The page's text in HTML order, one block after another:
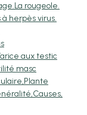
La rougeole.
à herpès virus.
aux testic
masc